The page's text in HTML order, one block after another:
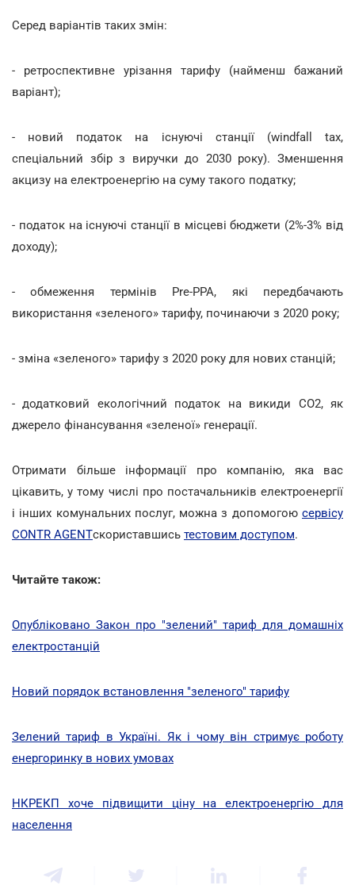
Серед варіантів таких змін:
- ретроспективне урізання тарифу (найменш бажаний
варіант);
- новий податок на існуючі станції (windfall tax,
спеціальний збір з виручки до 2030 року). Зменшення
акцизу на електроенергію на суму такого податку;
- податок на існуючі станції в місцеві бюджети (2%-3% від
доходу);
- обмеження термінів Pre-PPA, які передбачають
використання «зеленого» тарифу, починаючи з 2020 року;
- зміна «зеленого» тарифу з 2020 року для нових станцій;
- додатковий екологічний податок на викиди СО2, як
джерело фінансування «зеленої» генерації.
Отримати більше інформації про компанію, яка вас
цікавить, у тому числі про постачальників електроенергії
і інших комунальних послуг, можна з допомогою сервісу
CONTR AGENTскориставшись тестовим доступом.
Читайте також:
Опубліковано Закон про "зелений" тариф для домашніх
електростанцій
Новий порядок встановлення "зеленого" тарифу
Зелений тариф в Україні. Як і чому він стримує роботу
енергоринку в нових умовах
НКРЕКП хоче підвищити ціну на електроенергію для
населення